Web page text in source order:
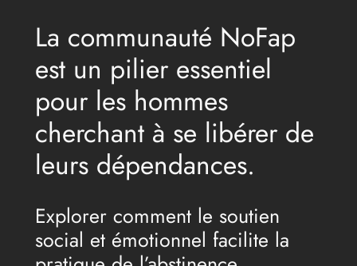
La communauté NoFap
est un pilier essentiel
pour les hommes
cherchant à se libérer de
leurs dépendances.
Explorer comment le soutien
social et émotionnel facilite la